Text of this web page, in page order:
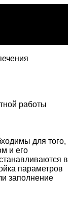
работы
для того,
и его
в
параметров
заполнение